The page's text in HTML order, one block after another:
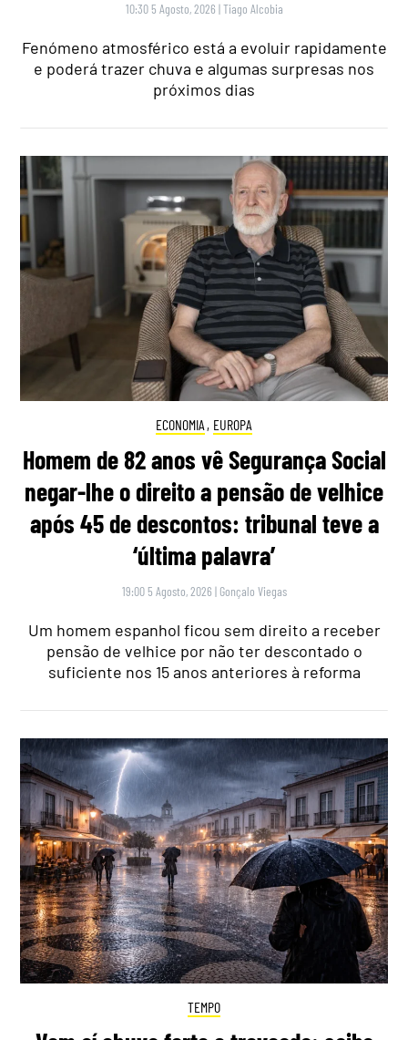
10:30 5 Agosto, 2026 |Tiago Alcobia
Fenómeno atmosférico está a evoluir rapidamente
e poderá trazer chuva e algumas surpresas nos
próximos dias
ECONOMIA , EUROPA
Homem de 82 anos vê Segurança Social
negar-lhe o direito a pensão de velhice
após 45 de descontos: tribunal teve a
‘última palavra’
19:00 5 Agosto, 2026 | Gonçalo Viegas
Um homem espanhol ficou sem direito a receber
pensão de velhice por não ter descontado o
suficiente nos 15 anos anteriores à reforma
TEMPO